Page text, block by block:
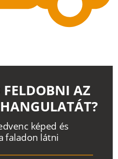
dvenc képed és
faladon látni
FELDOBNI AZ